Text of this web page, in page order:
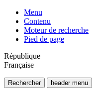
Menu
Contenu
Moteur de recherche
Pied de page
République
Française
Rechercher header menu